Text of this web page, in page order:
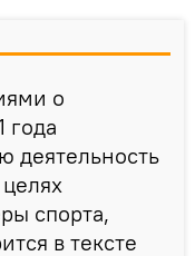
о
года
деятельность
спорта,
в тексте